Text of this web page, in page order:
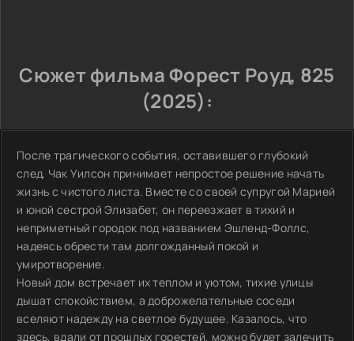
Сюжет фильма Форест Роуд, 825
(2025):
После трагического события, оставившего глубокий
след, Чак Уилсон принимает непростое решение начать
жизнь с чистого листа. Вместе со своей супругой Марией
и юной сестрой Элизабет, он переезжает в тихий и
неприметный городок под названием Эшленд-Фоллс,
надеясь обрести там долгожданный покой и
умиротворение.
Новый дом встречает их теплом и уютом, тихие улицы
дышат спокойствием, а доброжелательные соседи
вселяют надежду на светлое будущее. Казалось, что
здесь, вдали от прошлых горестей, можно будет залечить